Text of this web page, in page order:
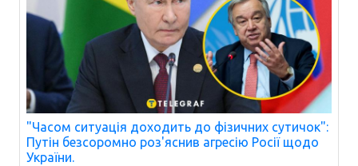
"Часом ситуація доходить до фізичних сутичок":
Путін безсоромно роз'яснив агресію Росії щодо
України.